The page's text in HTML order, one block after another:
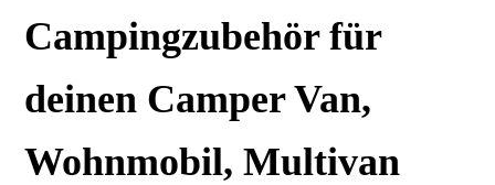
Campingzubehör für
deinen Camper Van,
Wohnmobil, Multivan